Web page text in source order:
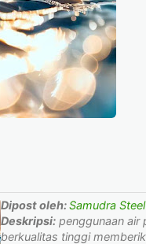
Dipost oleh:Samudra Steel
Deskripsi: penggunaan air
berkualitas tinggi